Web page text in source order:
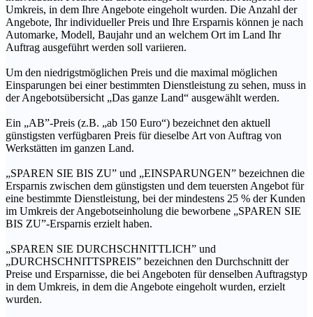
Umkreis, in dem Ihre Angebote eingeholt wurden. Die Anzahl der
Angebote, Ihr individueller Preis und Ihre Ersparnis können je nach
Automarke, Modell, Baujahr und an welchem Ort im Land Ihr
Auftrag ausgeführt werden soll variieren.
Um den niedrigstmöglichen Preis und die maximal möglichen
Einsparungen bei einer bestimmten Dienstleistung zu sehen, muss in
der Angebotsübersicht „Das ganze Land“ ausgewählt werden.
Ein „AB”-Preis (z.B. „ab 150 Euro“) bezeichnet den aktuell
günstigsten verfügbaren Preis für dieselbe Art von Auftrag von
Werkstätten im ganzen Land.
„SPAREN SIE BIS ZU” und „EINSPARUNGEN” bezeichnen die
Ersparnis zwischen dem günstigsten und dem teuersten Angebot für
eine bestimmte Dienstleistung, bei der mindestens 25 % der Kunden
im Umkreis der Angebotseinholung die beworbene „SPAREN SIE
BIS ZU”-Ersparnis erzielt haben.
„SPAREN SIE DURCHSCHNITTLICH” und
„DURCHSCHNITTSPREIS” bezeichnen den Durchschnitt der
Preise und Ersparnisse, die bei Angeboten für denselben Auftragstyp
in dem Umkreis, in dem die Angebote eingeholt wurden, erzielt
wurden.